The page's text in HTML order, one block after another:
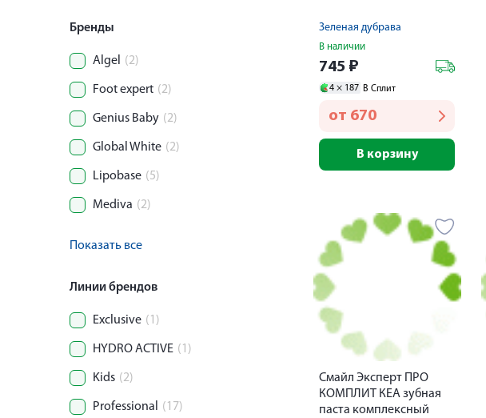
Бренды
Algel (2)
Foot expert (2)
Genius Baby (2)
Global White (2)
Lipobase (5)
Mediva (2)
Показать все
Линии брендов
Exclusive (1)
HYDRO ACTIVE (1)
Kids (2)
Professional (17)
Зеленая дубрава
В наличии
745 ₽
4 × 187 В Сплит
от 670
В корзину
Смайл Эксперт ПРО
КОМПЛИТ КЕА зубная
паста комплексный